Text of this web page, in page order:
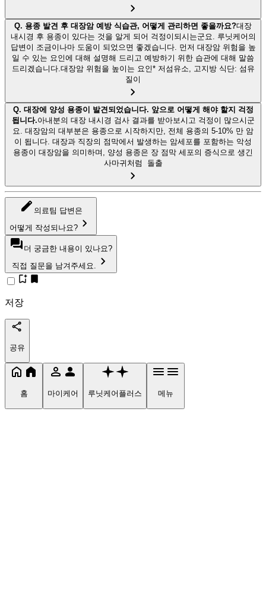
Q. 용종 발견 후 대장암 예방 식습관, 어떻게 관리하면 좋을까요?대장
내시경 후 용종이 있다는 것을 알게 되어 걱정이되시는군요. 루닛케어의
답변이 조금이나마 도움이 되었으면 좋겠습니다. 먼저 대장암 위험을 높
일 수 있는 요인에 대해 설명해 드리고 예방하기 위한 습관에 대해 말씀
드리겠습니다.대장암 위험을 높이는 요인* 저섬유소, 고지방 식단: 섬유
질이
Q. 대장에 양성 용종이 발견되었습니다. 앞으로 어떻게 해야 할지 걱정
됩니다.아내분의 대장 내시경 검사 결과를 받아보시고 걱정이 많으시군
요. 대장암의 대부분은 용종으로 시작하지만, 전체 용종의 5-10% 만 암
이 됩니다. 대장과 직장의 점막에서 발생하는 암세포를 포함하는 악성
용종이 대장암을 의미하며, 양성 용종은 장 점막 세포의 증식으로 생긴
사마귀처럼 돌출
의료팀 답변은
어떻게 작성되나요?
더 궁금한 내용이 있나요?
직접 질문을 남겨주세요.
저장
공유
홈 마이케어 루닛케어플러스 메뉴